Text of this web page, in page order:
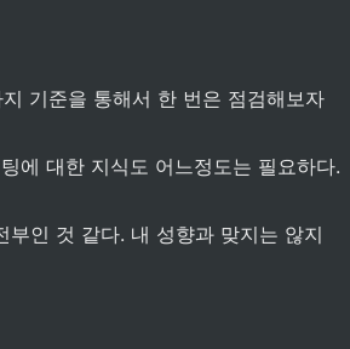
에 대한 지식도 어느정도는 필요하다.
인 것 같다. 내 성향과 맞지는 않지